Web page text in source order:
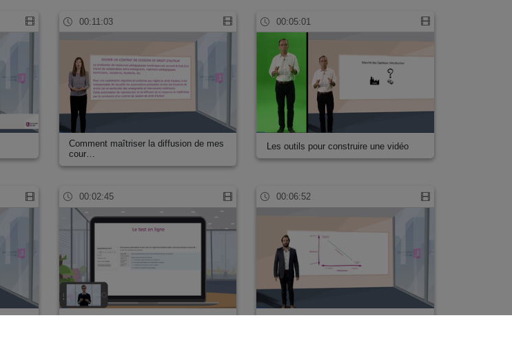
00:11:03
Comment maîtriser la diffusion de mes
cour…
00:05:01
Les outils pour construire une vidéo
00:02:45 00:06:52